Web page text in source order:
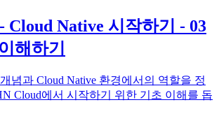
Cloud Native 시작하기 - 03
해하기
념과 Cloud Native 환경에서의 역할을 정
Cloud에서 시작하기 위한 기초 이해를 돕